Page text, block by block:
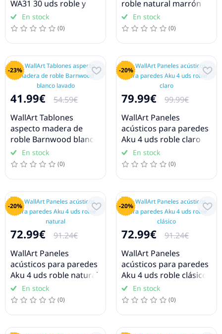
WA31 30 uds roble y
blanco lavado
En stock
(0)
roble natural marrón
de sillín
En stock
(0)
-23%
41.99€
54.59€
WallArt Tablones
aspecto madera de
roble Barnwood blanco
lavadoEn stock
(0)
-20%
79.99€
99.99€
WallArt Paneles
acústicos para paredes
Aku 4 uds roble claro
En stock
(0)
-20%
72.99€
91.24€
WallArt Paneles
acústicos para paredes
Aku 4 uds roble natural
En stock
(0)
-20%
72.99€
91.24€
WallArt Paneles
acústicos para paredes
Aku 4 uds roble clásico
En stock
(0)